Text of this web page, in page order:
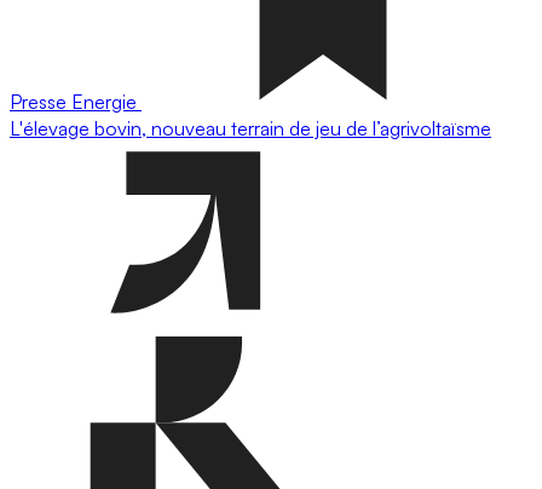
Presse Energie
L'élevage bovin, nouveau terrain de jeu de l’agrivoltaïsme